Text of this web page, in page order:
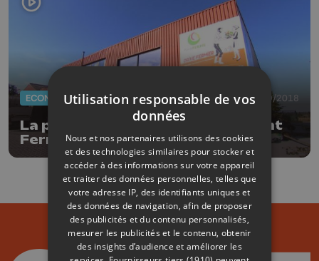
ECONOMIE 12/09/2018
La plate-forme logistique de Point
Ferme bientôt à Nandrin
Utilisation responsable de vos
données
Nous et nos partenaires utilisons des cookies
et des technologies similaires pour stocker et
accéder à des informations sur votre appareil
et traiter des données personnelles, telles que
votre adresse IP, des identifiants uniques et
des données de navigation, afin de proposer
des publicités et du contenu personnalisés,
mesurer les publicités et le contenu, obtenir
des insights d’audience et améliorer les